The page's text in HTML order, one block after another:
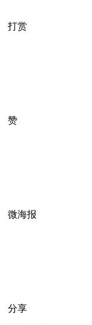
打赏
赞
微海报
分享